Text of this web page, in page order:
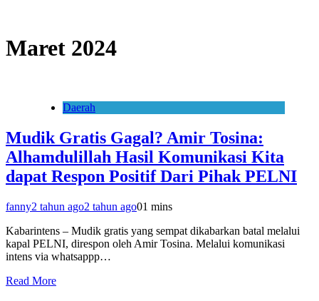
Maret 2024
Daerah
Mudik Gratis Gagal? Amir Tosina:
Alhamdulillah Hasil Komunikasi Kita
dapat Respon Positif Dari Pihak PELNI
fanny2 tahun ago2 tahun ago01 mins
Kabarintens – Mudik gratis yang sempat dikabarkan batal melalui
kapal PELNI, direspon oleh Amir Tosina. Melalui komunikasi
intens via whatsappp…
Read More